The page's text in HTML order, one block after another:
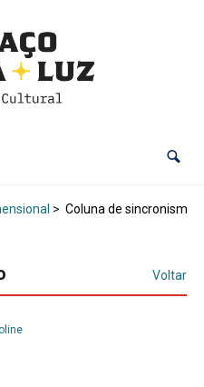
> Coluna de sincronismo
Voltar